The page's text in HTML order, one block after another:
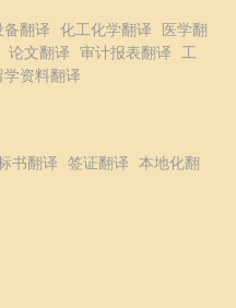
备翻译 化工化学翻译
医学翻
论文翻译 审计报表翻译
工
学资料翻译
书翻译 签证翻译
本地化翻